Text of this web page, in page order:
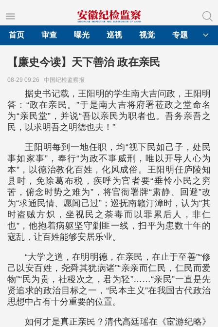
首页
审查 曝光 巡视 视觉 专题
【廉史今读】天下善治 政在亲民
08-29 09:26 中国纪检监察报
据史书记载，王阳明的学生南大吉问政，王阳明
答：“政在亲民。”于是南大吉将府署莅政之堂命名
为“亲民堂”，并说“吾以亲民为职者也。吾务亲吾之
民，以求明吾之明德也夫！”
王阳明每到一地任职，均“视下民如己子，处民
事如家事”，奉行“为政不事威刑，唯以开导人心为
本”，以德治教化百姓，化风成俗。王阳明任庐陵知
县时，免除葛布税，疾呼为官者要“垂怜小民之穷
苦，俯念时势之难为”，将官衙署牌“肃静、回避”改
为“求通民情、愿闻己过”；巡抚南赣汀漳时，认为“其
时盗贼方炽，坐视民之荼毒而以罪累后人，非仁
也”，他抱着病躯坚守剿匪一线，扫平为患数十年的
寇乱，让百姓能够安居乐业。
“大学之道，在明明德，在亲民，在止于至善”“修
己以安百姓，尧舜其犹病诸”“亲亲而仁民，仁民而爱
物”“民为贵，社稷次之，君为轻”……“亲民”一直是先
贤追求的政治目标之一，“民本主义”在我国古代政治
思想中占有十分重要的位置。
如何才是真正亲民？清代高廷瑶在《宦游纪略》